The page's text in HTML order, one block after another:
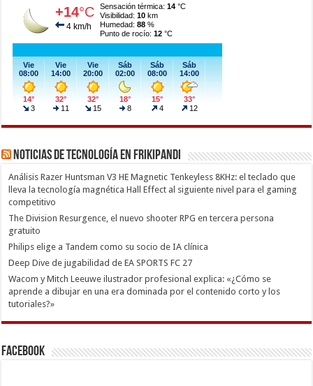
Noticias de Tecnología en Frikipandi
Análisis Razer Huntsman V3 HE Magnetic Tenkeyless 8KHz: el teclado que
lleva la tecnología magnética Hall Effect al siguiente nivel para el gaming
competitivo
The Division Resurgence, el nuevo shooter RPG en tercera persona
gratuito
Philips elige a Tandem como su socio de IA clínica
Deep Dive de jugabilidad de EA SPORTS FC 27
Wacom y Mitch Leeuwe ilustrador profesional explica: «¿Cómo se
aprende a dibujar en una era dominada por el contenido corto y los
tutoriales?»
Facebook